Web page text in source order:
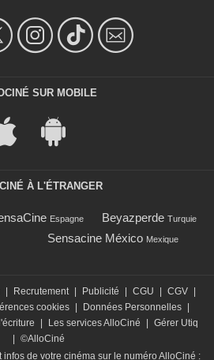
SUR MOBILE
À L'ÉTRANGER
Espagne Beyazperde Turquie
Sensacine México Mexique
| Recrutement | Publicité | CGU | CGV |
cookies | Données Personnelles |
| Les services AlloCiné | Gérer Utiq
| ©AlloCiné
de votre cinéma sur le numéro AlloCiné :